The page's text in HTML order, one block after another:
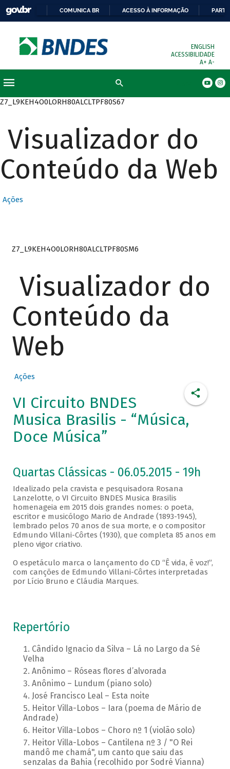
COMUNICA BR ACESSO À INFORMAÇÃO
ENGLISH
ACESSIBILIDADE
A+ A-
Z7_L9KEH4O0LORH80ALCLTPF80S67
Visualizador do
Conteúdo da Web
Ações
Z7_L9KEH4O0LORH80ALCLTPF80SM6
Visualizador do
Conteúdo da
Web
Ações
VI Circuito BNDES
Musica Brasilis - “Música,
Doce Música”
Quartas Clássicas - 06.05.2015 - 19h
Idealizado pela cravista e pesquisadora Rosana
Lanzelotte, o VI Circuito BNDES Musica Brasilis
homenageia em 2015 dois grandes nomes: o poeta,
escritor e musicólogo Mario de Andrade (1893-1945),
lembrado pelos 70 anos de sua morte, e o compositor
Edmundo Villani-Côrtes (1930), que completa 85 anos em
pleno vigor criativo.
O espetáculo marca o lançamento do CD “Ê vida, ê voz!”,
com canções de Edmundo Villani-Côrtes interpretadas
por Lício Bruno e Cláudia Marques.
Repertório
Cândido Ignacio da Silva – Lá no Largo da Sé
Velha
Anônimo – Róseas flores d’alvorada
Anônimo – Lundum (piano solo)
José Francisco Leal – Esta noite
Heitor Villa-Lobos – Iara (poema de Mário de
Andrade)
Heitor Villa-Lobos – Choro nº 1 (violão solo)
Heitor Villa-Lobos – Cantilena nº 3 / "O Rei
mandô me chamá", um canto que saiu das
senzalas da Bahia (recolhido por Sodré Vianna)